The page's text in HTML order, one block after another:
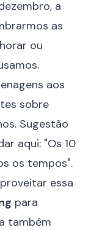
a
as
ou
aos
sobre
Sugestão
aqui: "Os 10
os tempos".
essa
para
também